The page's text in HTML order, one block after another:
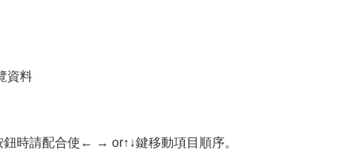
資料
時請配合使← → or↑↓鍵移動項目順序。